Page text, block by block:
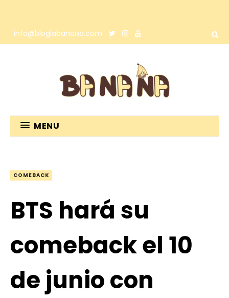
info@bloglabanana.com
MENU
COMEBACK
BTS hará su
comeback el 10
de junio con